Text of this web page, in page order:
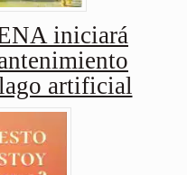
iniciará
artificial